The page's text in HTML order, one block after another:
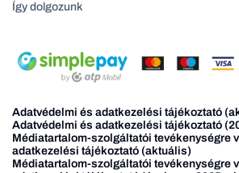
Így dolgozunk
Adatvédelmi és adatkezelési tájékoztató
Adatvédelmi és adatkezelési tájékoztató
Médiatartalom-szolgáltatói tevékenységre
adatkezelési tájékoztató (aktuális)
Médiatartalom-szolgáltatói tevékenységre